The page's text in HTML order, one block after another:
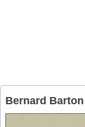
Bernard Barton